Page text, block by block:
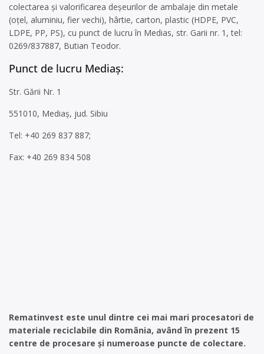
colectarea și valorificarea deșeurilor de ambalaje din metale
(oțel, aluminiu, fier vechi), hârtie, carton, plastic (HDPE, PVC,
LDPE, PP, PS), cu punct de lucru în Medias, str. Garii nr. 1, tel:
0269/837887, Butian Teodor.
Punct de lucru Mediaș:
Str. Gării Nr. 1
551010, Mediaș, jud. Sibiu
Tel: +40 269 837 887;
Fax: +40 269 834 508
Rematinvest este unul dintre cei mai mari procesatori de
materiale reciclabile din România, având în prezent 15
centre de procesare și numeroase puncte de colectare.